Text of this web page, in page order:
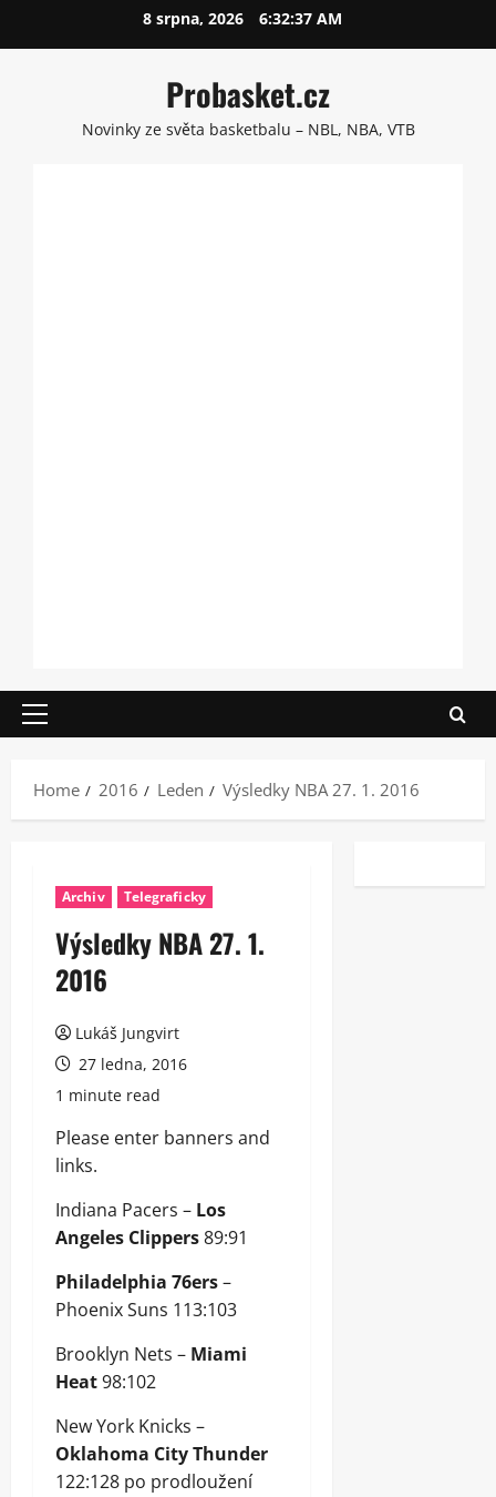
8 srpna, 2026 6:32:38 AM
Probasket.cz
Novinky ze světa basketbalu – NBL, NBA, VTB
Primary
Home
2016 Leden Výsledky NBA 27. 1. 2016
Archiv Telegraficky
Výsledky NBA 27. 1.
2016
Lukáš Jungvirt
27 ledna, 2016
1 minute read
Please enter banners and
links.
Indiana Pacers – Los
Angeles Clippers89:91
Philadelphia 76ers–
Phoenix Suns 113:103
Brooklyn Nets – Miami
Heat98:102
New York Knicks –
Oklahoma City Thunder
122:128 po prodloužení